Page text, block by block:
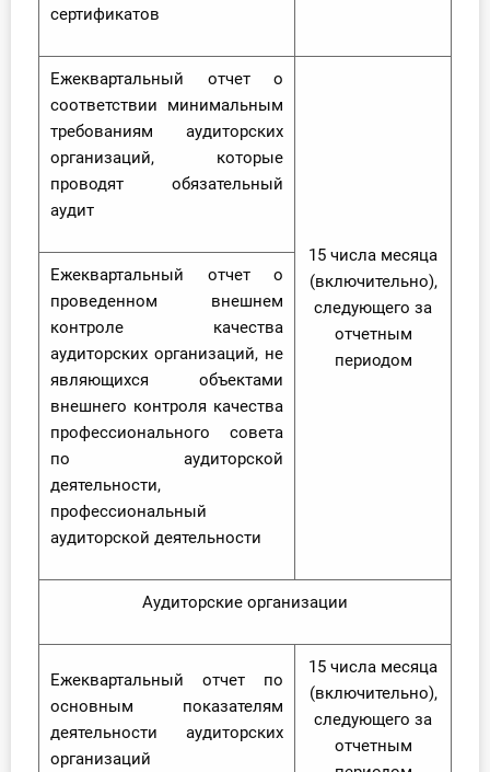
сертификатов
Ежеквартальный отчет о
соответствии минимальным
требованиям аудиторских
организаций, которые
проводят обязательный
аудит
15 числа месяца
(включительно),
следующего за
отчетным
периодом
Ежеквартальный отчет о
проведенном внешнем
контроле качества
аудиторских организаций, не
являющихся объектами
внешнего контроля качества
профессионального совета
по аудиторской
деятельности,
профессиональный
аудиторской деятельности
Аудиторские организации
Ежеквартальный отчет по
основным показателям
деятельности аудиторских
организаций
15 числа месяца
(включительно),
следующего за
отчетным